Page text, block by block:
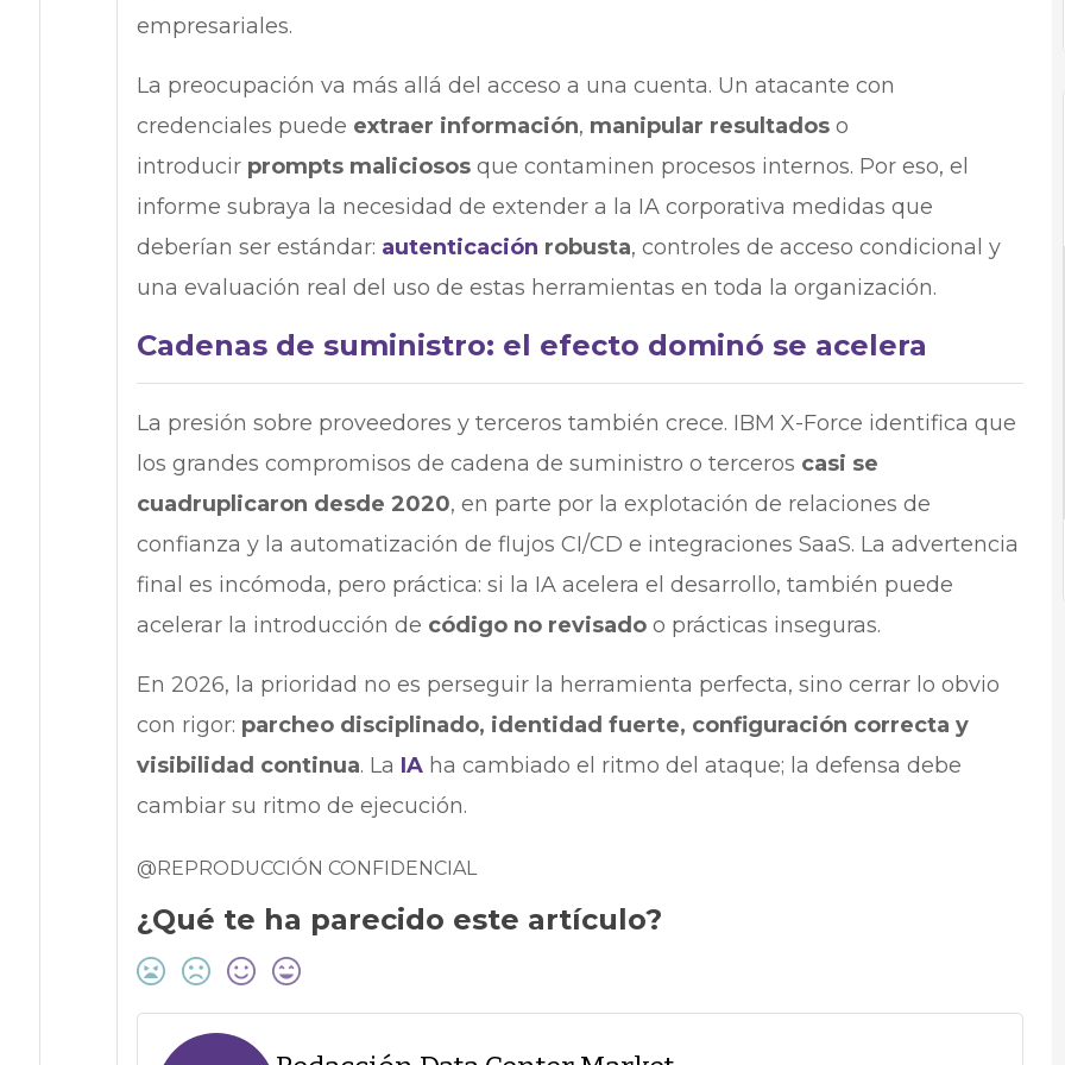
empresariales.
La preocupación va más allá del acceso a una cuenta. Un atacante con
credenciales puede extraer información, manipular resultadoso
introducir prompts maliciososque contaminen procesos internos. Por eso, el
informe subraya la necesidad de extender a la IA corporativa medidas que
deberían ser estándar: autenticación robusta, controles de acceso condicional y
una evaluación real del uso de estas herramientas en toda la organización.
Cadenas de suministro: el efecto dominó se acelera
La presión sobre proveedores y terceros también crece. IBM X-Force identifica que
los grandes compromisos de cadena de suministro o terceros casi se
cuadruplicaron desde 2020, en parte por la explotación de relaciones de
confianza y la automatización de flujos CI/CD e integraciones SaaS. La advertencia
final es incómoda, pero práctica: si la IA acelera el desarrollo, también puede
acelerar la introducción de código no revisadoo prácticas inseguras.
En 2026, la prioridad no es perseguir la herramienta perfecta, sino cerrar lo obvio
con rigor: parcheo disciplinado, identidad fuerte, configuración correcta y
visibilidad continua. La IAha cambiado el ritmo del ataque; la defensa debe
cambiar su ritmo de ejecución.
@REPRODUCCIÓN CONFIDENCIAL
¿Qué te ha parecido este artículo?